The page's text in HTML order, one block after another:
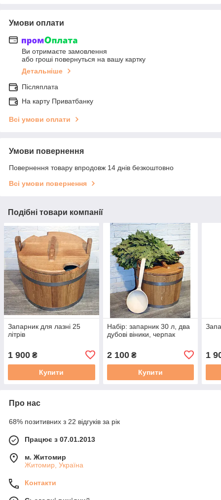
Умови оплати
Ви отримаєте замовлення
або гроші повернуться на вашу картку
Детальніше
Післяплата
На карту Приватбанку
Всі умови оплати
Умови повернення
Повернення товару впродовж 14 днів безкоштовно
Всі умови повернення
Подібні товари компанії
Запарник для лазні 25
літрів
1 900 ₴
Купити
Набір: запарник 30 л, два
дубові віники, черпак
2 100₴
Купити
1
Про нас
68% позитивних з 22 відгуків за рік
Працює з 07.01.2013
м. Житомир
Житомир, Україна
Контакти